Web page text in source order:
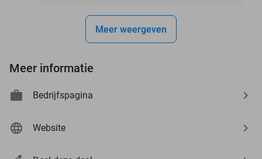
Meer weergeven
Meer informatie
Bedrijfspagina
Website